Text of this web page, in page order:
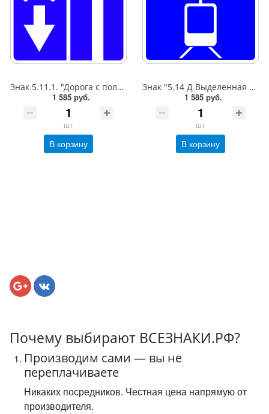
Знак 5.11.1. "Дорога с полосой для маршрутных транспортных средств",B=600,Тип А Коммерческая (3 года),металл 0.8 мм
1 585 руб.
шт
В корзину
Знак "5.14 Д Выделенная трамвайная полоса",B=600,Тип А Коммерческая (3 года),металл 0.8 мм
1 585 руб.
шт
В корзину
Почему выбирают ВСЕЗНАКИ.РФ?
Производим сами — вы не
переплачиваете
Никаких посредников. Честная цена напрямую от
производителя.